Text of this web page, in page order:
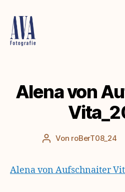
Alena von
Beitragsautor
Von roBerT08_24
Alena von Aufschnaiter